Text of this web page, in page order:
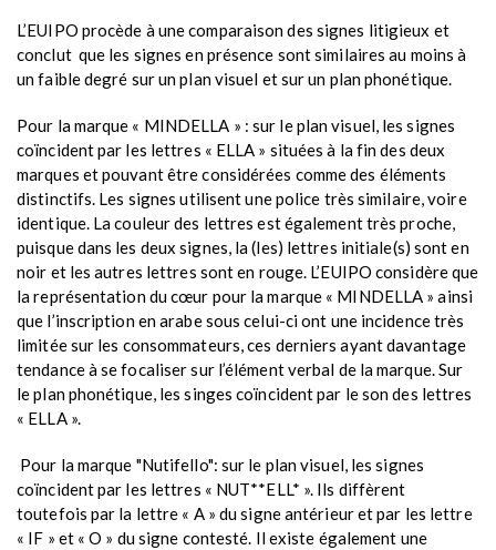
L’EUIPO procède à une comparaison des signes litigieux et
conclut que les signes en présence sont similaires au moins à
un faible degré sur un plan visuel et sur un plan phonétique.
Pour la marque « MINDELLA » : sur le plan visuel, les signes
coïncident par les lettres « ELLA » situées à la fin des deux
marques et pouvant être considérées comme des éléments
distinctifs. Les signes utilisent une police très similaire, voire
identique. La couleur des lettres est également très proche,
puisque dans les deux signes, la (les) lettres initiale(s) sont en
noir et les autres lettres sont en rouge. L’EUIPO considère que
la représentation du cœur pour la marque « MINDELLA » ainsi
que l’inscription en arabe sous celui-ci ont une incidence très
limitée sur les consommateurs, ces derniers ayant davantage
tendance à se focaliser sur l’élément verbal de la marque. Sur
le plan phonétique, les singes coïncident par le son des lettres
« ELLA ».
Pour la marque "Nutifello": sur le plan visuel, les signes
coïncident par les lettres « NUT**ELL* ». Ils diffèrent
toutefois par la lettre « A » du signe antérieur et par les lettre
« IF » et « O » du signe contesté. Il existe également une